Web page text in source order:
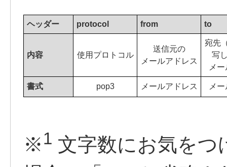
ヘッダー protocol from to
内容 使用プロトコル
送信元の
メールアドレス
宛先
写
メ
書式 pop3 メールアドレス メ
※1 文字数にお気をつ